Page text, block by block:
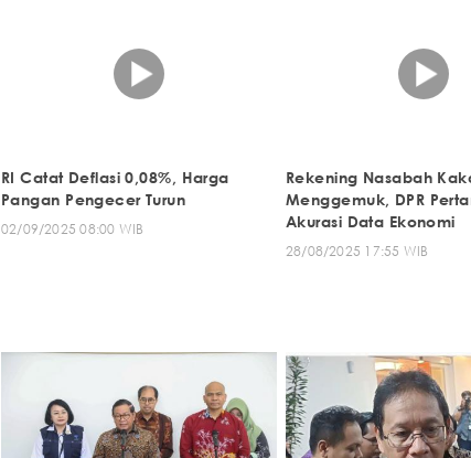
RI Catat Deflasi 0,08%, Harga
Pangan Pengecer Turun
02/09/2025 08:00 WIB
Rekening Nasabah
Menggemuk, DPR
Akurasi Data Ekonomi
28/08/2025 17:55 WIB